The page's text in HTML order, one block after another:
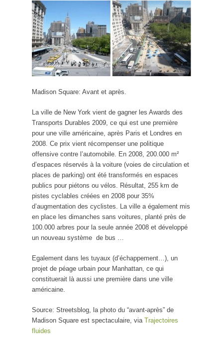
Madison Square: Avant et après.
La ville de New York vient de gagner les Awards des
Transports Durables 2009, ce qui est une première
pour une ville américaine, après Paris et Londres en
2008. Ce prix vient récompenser une politique
offensive contre l’automobile. En 2008, 200.000 m²
d’espaces réservés à la voiture (voies de circulation et
places de parking) ont été transformés en espaces
publics pour piétons ou vélos. Résultat, 255 km de
pistes cyclables créées en 2008 pour 35%
d’augmentation des cyclistes. La ville a également mis
en place les dimanches sans voitures, planté près de
100.000 arbres pour la seule année 2008 et développé
un nouveau système de bus …
Egalement dans les tuyaux (d’échappement…), un
projet de péage urbain pour Manhattan, ce qui
constituerait là aussi une première dans une ville
américaine.
Source: Streetsblog, la photo du “avant-après” de
Madison Square est spectaculaire, via Trajectoires
fluides